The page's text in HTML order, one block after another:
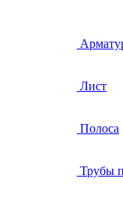
Лист
Полоса
Трубы